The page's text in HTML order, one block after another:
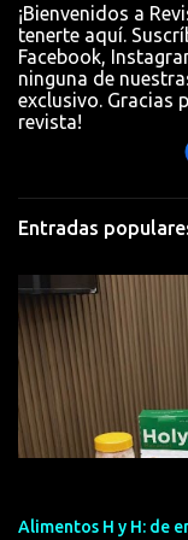
r
i
o
s
¡Bienvenidos a
tenerte aquí.
Facebook,
ninguna de
exclusivo. Gracias
revista!
Entradas
Alimentos H y H: de